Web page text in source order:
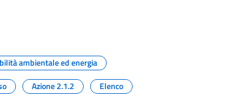
ambientale ed energia
Azione 2.1.2
Elenco